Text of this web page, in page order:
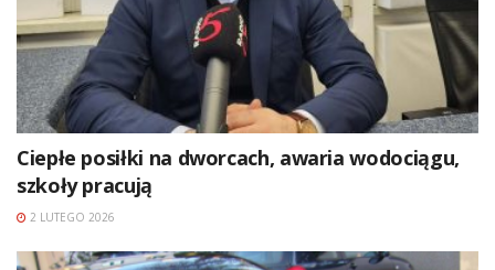
Ciepłe posiłki na dworcach, awaria wodociągu,
szkoły pracują
2 LUTEGO 2026